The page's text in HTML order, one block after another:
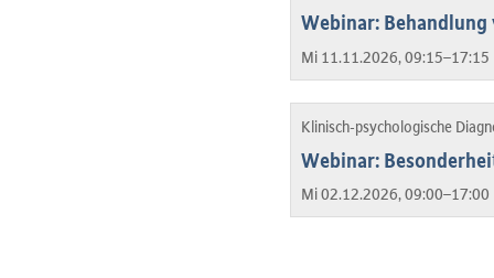
Webinar:
Mi 11.11.2026,
Klinisch-psychologische
Webinar:
Mi 02.12.2026,